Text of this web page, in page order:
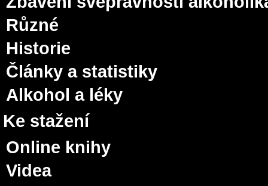
Různé
Historie
Články a statistiky
Alkohol a léky
Ke stažení
Online knihy
Videa